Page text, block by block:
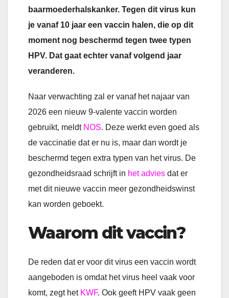
baarmoederhalskanker. Tegen dit virus kun
je vanaf 10 jaar een vaccin halen, die op dit
moment nog beschermd tegen twee typen
HPV. Dat gaat echter vanaf volgend jaar
veranderen.
Naar verwachting zal er vanaf het najaar van
2026 een nieuw 9-valente vaccin worden
gebruikt, meldt NOS. Deze werkt even goed als
de vaccinatie dat er nu is, maar dan wordt je
beschermd tegen extra typen van het virus. De
gezondheidsraad schrijft in het advies dat er
met dit nieuwe vaccin meer gezondheidswinst
kan worden geboekt.
Waarom dit vaccin?
De reden dat er voor dit virus een vaccin wordt
aangeboden is omdat het virus heel vaak voor
komt, zegt het KWF. Ook geeft HPV vaak geen